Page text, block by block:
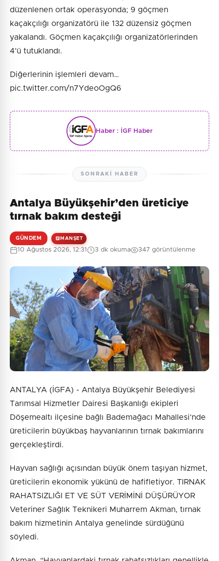
düzenlenen ortak operasyonda; 9 göçmen
kaçakçılığı organizatörü ile 132 düzensiz göçmen
yakalandı. Göçmen kaçakçılığı organizatörlerinden
4’ü tutuklandı.
Diğerlerinin işlemleri devam…
pic.twitter.com/n7YdeoOgQ6
Haber : İGF Haber
SONRAKI HABER
Antalya Büyükşehir’den üreticiye
tırnak bakım desteği
GÜNDEM MANŞET
10 Ağustos 2026, 12:31 3 dk okuma 347 görüntülenme
ANTALYA (İGFA) - Antalya Büyükşehir Belediyesi
Tarımsal Hizmetler Dairesi Başkanlığı ekipleri
Döşemealtı ilçesine bağlı Bademağacı Mahallesi’nde
üreticilerin büyükbaş hayvanlarının tırnak bakımlarını
gerçekleştirdi.
Hayvan sağlığı açısından büyük önem taşıyan hizmet,
üreticilerin ekonomik yükünü de hafifletiyor. TIRNAK
RAHATSIZLIĞI ET VE SÜT VERİMİNİ DÜŞÜRÜYOR
Veteriner Sağlık Teknikeri Muharrem Akman, tırnak
bakım hizmetinin Antalya genelinde sürdüğünü
söyledi.